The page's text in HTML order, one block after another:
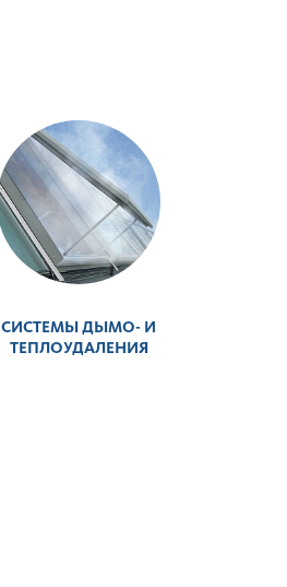
СИСТЕМЫ ДЫМО- И
ТЕПЛОУДАЛЕНИЯ